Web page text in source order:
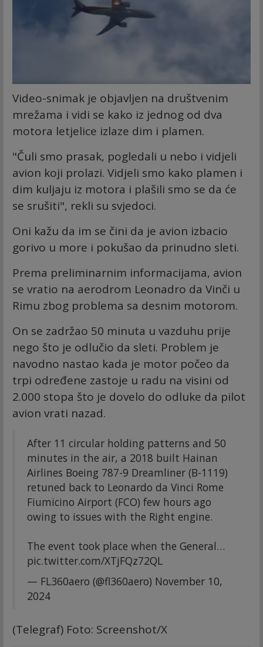
Video-snimak je objavljen na društvenim
mrežama i vidi se kako iz jednog od dva
motora letjelice izlaze dim i plamen.
"Čuli smo prasak, pogledali u nebo i vidjeli
avion koji prolazi. Vidjeli smo kako plamen i
dim kuljaju iz motora i plašili smo se da će
se srušiti", rekli su svjedoci.
Oni kažu da im se čini da je avion izbacio
gorivo u more i pokušao da prinudno sleti.
Prema preliminarnim informacijama, avion
se vratio na aerodrom Leonadro da Vinči u
Rimu zbog problema sa desnim motorom.
On se zadržao 50 minuta u vazduhu prije
nego što je odlučio da sleti. Problem je
navodno nastao kada je motor počeo da
trpi određene zastoje u radu na visini od
2.000 stopa što je dovelo do odluke da pilot
avion vrati nazad.
After 11 circular holding patterns and 50
minutes in the air, a 2018 built Hainan
Airlines Boeing 787-9 Dreamliner (B-1119)
retuned back to Leonardo da Vinci Rome
Fiumicino Airport (FCO) few hours ago
owing to issues with the Right engine.
The event took place when the General…
pic.twitter.com/XTjFQz72QL
— FL360aero (@fl360aero) November 10,
2024
(Telegraf) Foto: Screenshot/X